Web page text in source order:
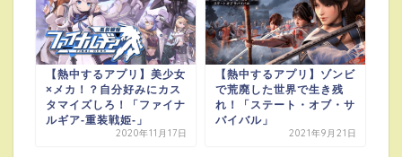
【熱中するアプリ】美少女
×メカ！？自分好みにカス
タマイズしろ！「ファイナ
ルギア-重装戦姫-」
2020年11月17日
【熱中するアプリ】ゾンビ
で荒廃した世界で生き残
れ！「ステート・オブ・サ
バイバル」
2021年9月21日